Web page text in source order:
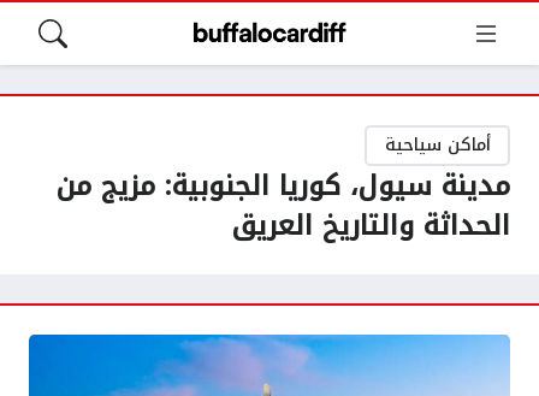
أماكن سياحية
مدينة سيول، كوريا الجنوبية: مزيج من
الحداثة والتاريخ العريق